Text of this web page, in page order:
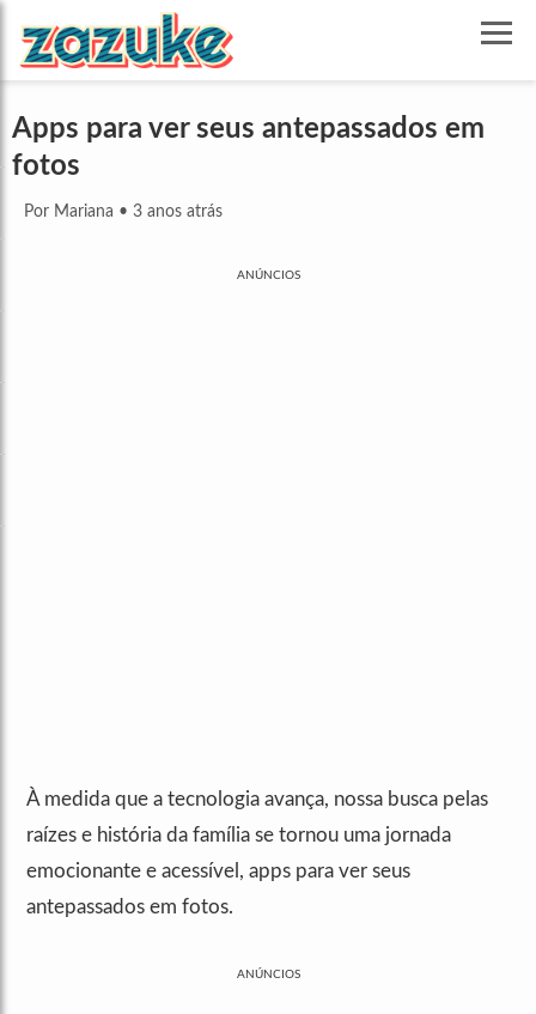
Apps para ver seus antepassados em
fotos
Por Mariana • 3 anos atrás
ANÚNCIOS
À medida que a tecnologia avança, nossa busca pelas
raízes e história da família se tornou uma jornada
emocionante e acessível, apps para ver seus
antepassados em fotos.
ANÚNCIOS